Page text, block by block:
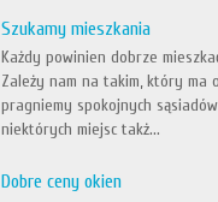
Szukamy mieszkania
Każdy powinien dobrze
Zależy nam na takim, który ma
pragniemy spokojnych
niektórych miejsc takż...
Dobre ceny okien